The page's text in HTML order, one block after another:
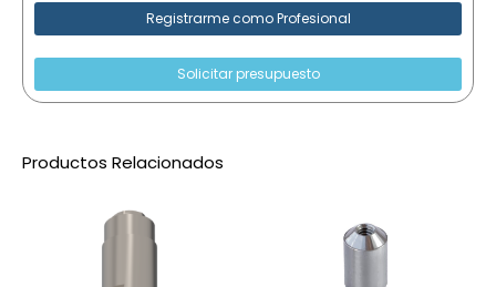
Registrarme como Profesional
Solicitar presupuesto
Productos Relacionados